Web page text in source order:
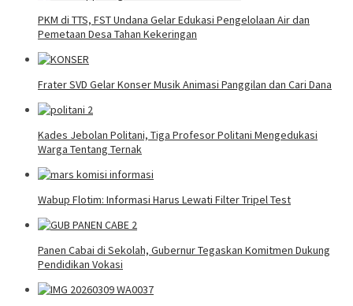
PKM di TTS, FST Undana Gelar Edukasi Pengelolaan Air dan
Pemetaan Desa Tahan Kekeringan
Frater SVD Gelar Konser Musik Animasi Panggilan dan Cari Dana
Kades Jebolan Politani, Tiga Profesor Politani Mengedukasi
Warga Tentang Ternak
Wabup Flotim: Informasi Harus Lewati Filter Tripel Test
Panen Cabai di Sekolah, Gubernur Tegaskan Komitmen Dukung
Pendidikan Vokasi